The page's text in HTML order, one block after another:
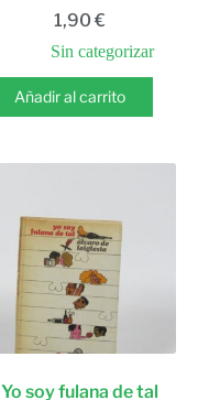
1,90€
Sin categorizar
Añadir al carrito
Yo soy fulana de tal